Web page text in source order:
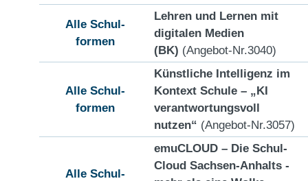
Alle Schul-
formen
Lehren und Lernen mit
digitalen Medien
(BK) (Angebot-Nr.3040)
Alle Schul-
formen
Künstliche Intelligenz im
Kontext Schule – „KI
verantwortungsvoll
nutzen“ (Angebot-Nr.3057)
Alle Schul-
emuCLOUD – Die Schul-
Cloud Sachsen-Anhalts -